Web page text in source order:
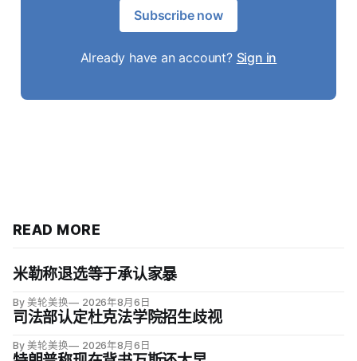
Subscribe now
Already have an account? Sign in
READ MORE
米勒称退选等于承认家暴
By 美轮美换 2026年8月6日
司法部认定杜克法学院招生歧视
By 美轮美换 2026年8月6日